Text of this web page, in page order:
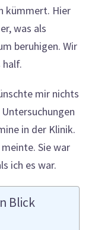
kümmert. Hier
was als
beruhigen. Wir
half.
mir nichts
in der Klinik.
Sie war
ich es war.
Blick